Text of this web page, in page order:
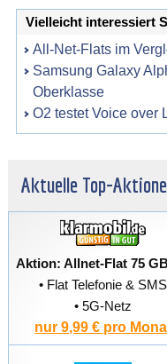
Vielleicht interessiert
All-Net-Flats im
Samsung Galaxy
Oberklasse
O2 testet Voice over
Aktuelle Top-
Aktion: Allnet-Flat 75
• Flat Telefonie & SMS
• 5G-Netz
nur 9,99 € pro